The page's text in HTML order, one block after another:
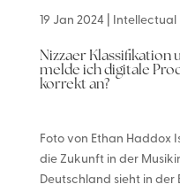
Nizzaer Klassifikation
melde ich digitale
korrekt an?
19 Jan 2024| Intellectual
Foto von Ethan Haddox
die Zukunft in der
Deutschland sieht in